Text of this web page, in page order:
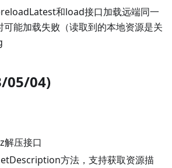
和load接口加载远端同一
可能加载失败（读取到的本地资源是关
05/04)
解压接口
方法，支持获取资源描